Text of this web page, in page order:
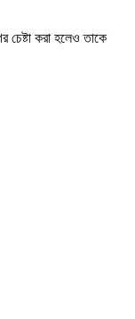
করা হলেও তাকে